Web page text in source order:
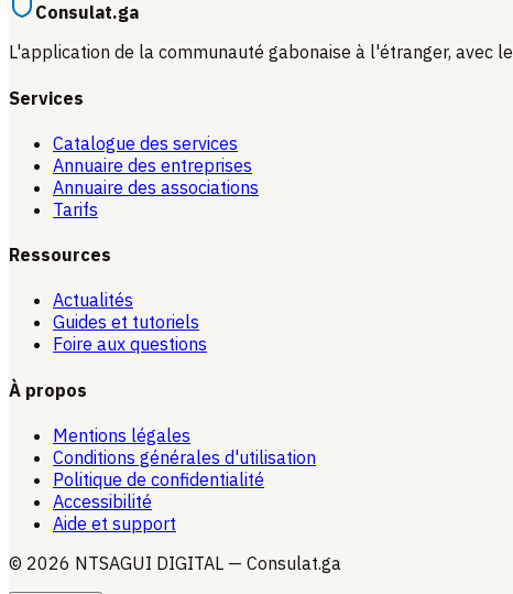
Consulat.ga
L'application de la communauté gabonaise à l'étranger, avec
Services
Catalogue des services
Annuaire des entreprises
Annuaire des associations
Tarifs
Ressources
Actualités
Guides et tutoriels
Foire aux questions
À propos
Mentions légales
Conditions générales d'utilisation
Politique de confidentialité
Accessibilité
Aide et support
© 2026 NTSAGUI DIGITAL — Consulat.ga